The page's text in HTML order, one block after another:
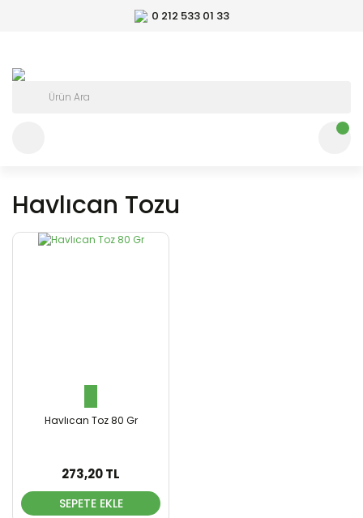
0 212 533 01 33
Havlıcan Tozu
Havlıcan Toz 80 Gr
273,20 TL
SEPETE EKLE